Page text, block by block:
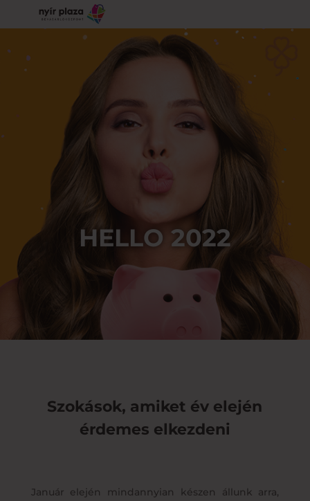
HELLO 2022
Szokások, amiket év elején
érdemes elkezdeni
Január elején mindannyian készen állunk arra,